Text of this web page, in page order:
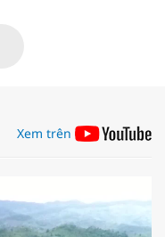
Xem trên